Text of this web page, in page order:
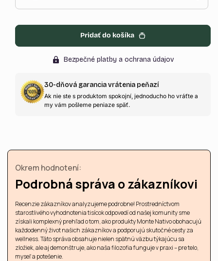
vypredaný
Pridať do košíka
Bezpečné platby a ochrana údajov
30-dňová garancia vrátenia peňazí
Ak nie ste s produktom spokojní, jednoducho ho vráťte a
my vám pošleme peniaze späť.
Okrem hodnotení:
Podrobná správa o zákazníkovi
Recenzie zákazníkov analyzujeme podrobne! Prostredníctvom
starostlivého vyhodnotenia tisícok odpovedí od našej komunity sme
získali komplexný prehľad o tom, ako produkty Monte Nativo obohacujú
každodenný život našich zákazníkov a podporujú skutočné cesty za
wellness. Táto správa obsahuje nielen spätnú väzbu týkajúcu sa
zložiek, ale aj demonštruje, ako naša filozofia funguje v praxi – pre telo,
myseľ a potešenie.